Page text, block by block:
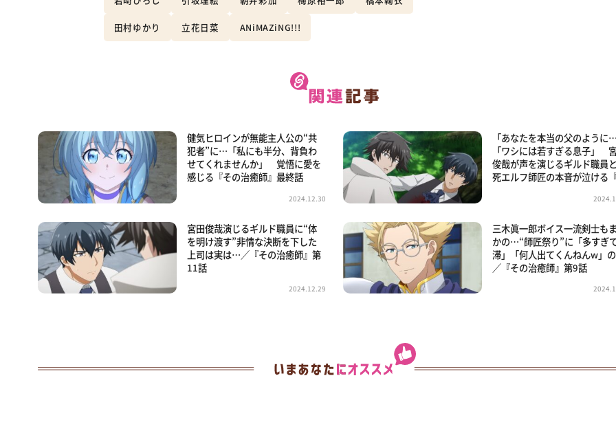
田村ゆかり 立花日菜 ANiMAZiNG!!!
健気ヒロインが無能主人公の“共
犯者”に…「私にも半分、背負わ
せてくれませんか」 覚悟に愛を
感じる『その治癒師』最終話
2024.12.30
「あなたを本当の父のように…
「ワシには若すぎる息子」
俊哉が声を演じるギルド職員
死エルフ師匠の本音が泣ける
宮田俊哉演じるギルド職員に“体
を明け渡す”非情な決断を下した
上司は実は…／『その治癒師』第
11話
2024.12.29
三木眞一郎ボイス一流剣士も
かの…“師匠祭り”に「多すぎ
滞」「何人出てくんねんw」
／『その治癒師』第9話